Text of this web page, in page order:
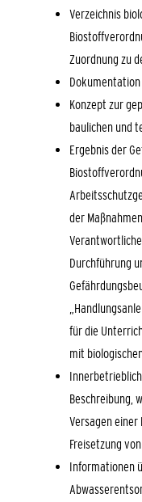
Verzeichnis
Zuordnung zu
Konzept zur
baulichen und
Ergebnis der
der
Durchführung
für die
mit
Beschreibung,
Versagen einer
Freisetzung
Informationen